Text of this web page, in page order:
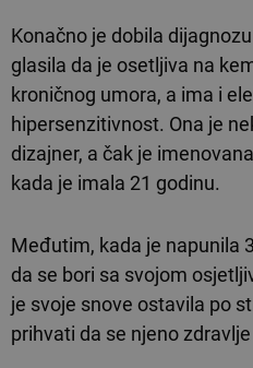
Konačno je dobila
glasila da je osetljiva na
kroničnog umora, a ima i
hipersenzitivnost. Ona je
dizajner, a čak je
kada je imala 21 godinu.
Međutim, kada je napunila
da se bori sa svojom
je svoje snove ostavila po
prihvati da se njeno